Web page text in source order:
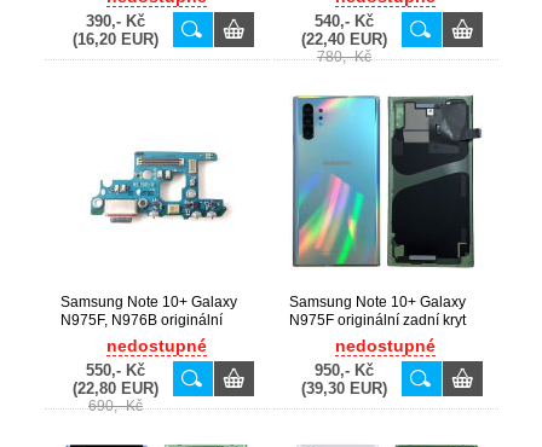
390,- Kč
(16,20 EUR)
10+ 5G / N975F, N976B
(Service Pack) - GH82-
20814A
540,- Kč
(22,40 EUR)
780,- Kč
Samsung Note 10+ Galaxy
N975F, N976B originální
modul dobíjení + USB Type-
C konektor + mikrofon
(Service Pack) - GH96-
12741A
nedostupné
550,- Kč
(22,80 EUR)
690,- Kč
Samsung Note 10+ Galaxy
N975F originální zadní kryt
baterie Silver / aura glow /
stříbrný (Service Pack) -
GH82-20588C
nedostupné
950,- Kč
(39,30 EUR)